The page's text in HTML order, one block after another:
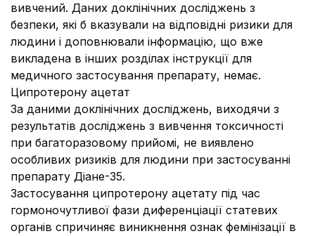
вивчений. Даних доклінічних досліджень з
безпеки, які б вказували на відповідні ризики для
людини і доповнювали інформацію, що вже
викладена в інших розділах інструкції для
медичного застосування препарату, немає.
Ципротерону ацетат
За даними доклінічних досліджень, виходячи з
результатів досліджень з вивчення токсичності
при багаторазовому прийомі, не виявлено
особливих ризиків для людини при застосуванні
препарату Діане-35.
Застосування ципротерону ацетату під час
гормоночутливої фази диференціації статевих
органів спричиняє виникнення ознак фемінізації в